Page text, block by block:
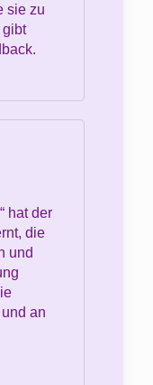
sie zu
gibt
hat der
die
und
an